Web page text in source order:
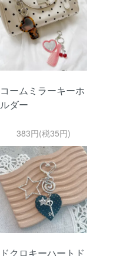
コームミラーキーホ
ルダー
383円(税35円)
ドクロキーハートド